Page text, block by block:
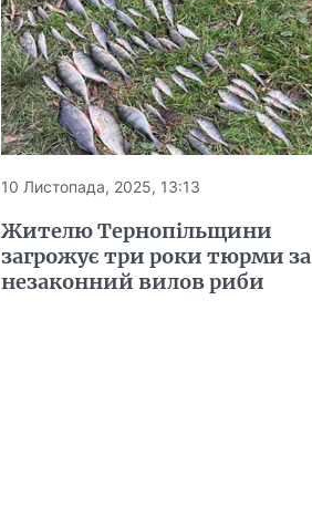
10 Листопада, 2025, 13:13
Жителю Тернопільщини
загрожує три роки тюрми за
незаконний вилов риби